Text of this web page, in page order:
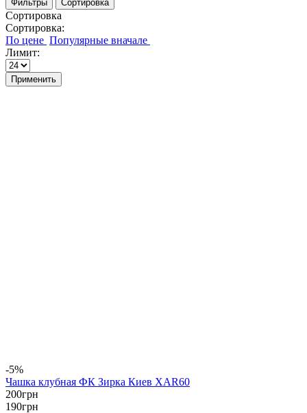
Фильтры Сортировка
Сортировка
Сортировка:
Лимит:
Применить
-5%
Чашка клубная ФК Зирка Киев XAR60
200грн
190грн